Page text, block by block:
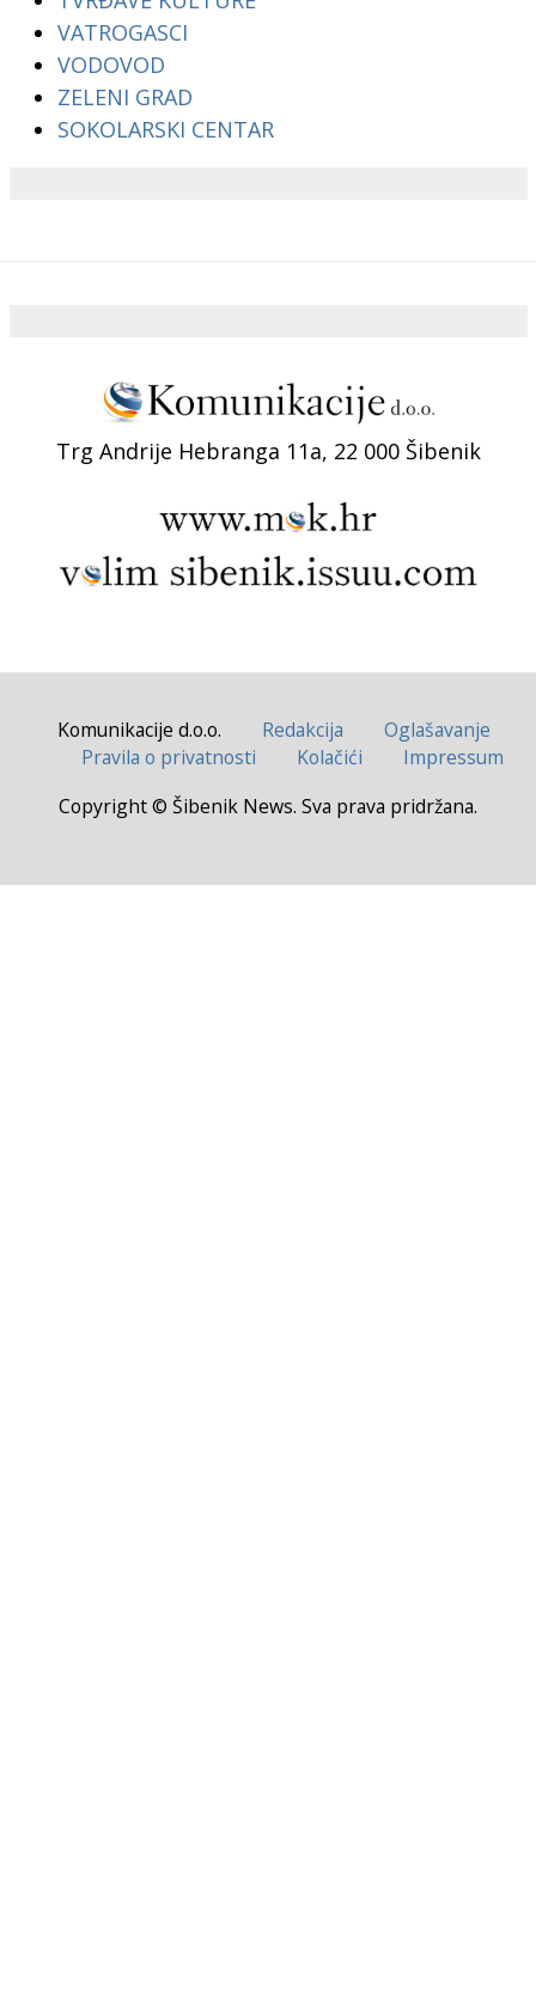
VATROGASCI
VODOVOD
ZELENI GRAD
SOKOLARSKI CENTAR
Trg Andrije Hebranga 11a, 22 000 Šibenik
Komunikacije d.o.o. Redakcija
Oglašavanje
Pravila o privatnosti
Kolačići
Impressum
Copyright © Šibenik News. Sva prava pridržana.